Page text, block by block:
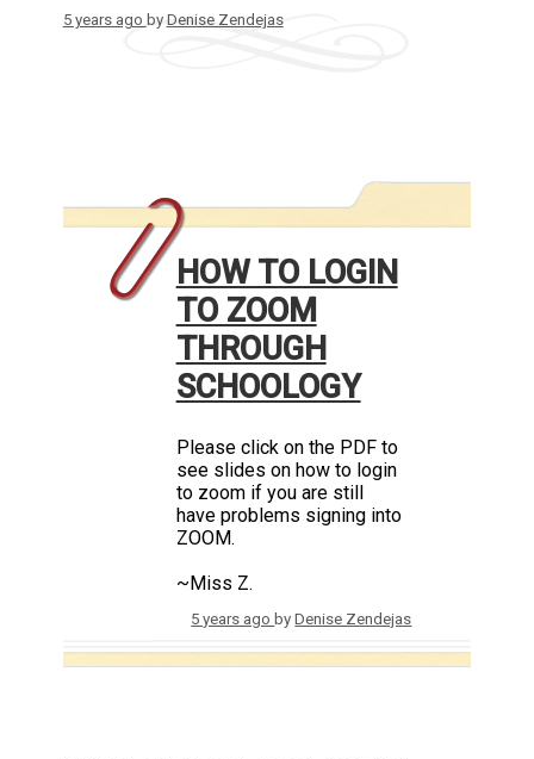
5 years ago by Denise Zendejas
HOW TO LOGIN
TO ZOOM
THROUGH
SCHOOLOGY
Please click on the PDF to
see slides on how to login
to zoom if you are still
have problems signing into
ZOOM.
~Miss Z.
5 years ago byDenise Zendejas